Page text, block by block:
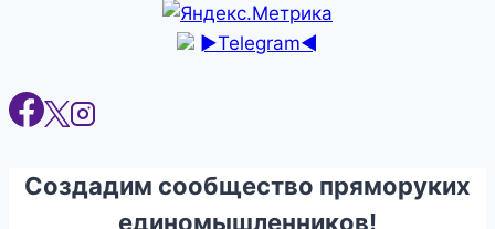
►Telegram◄
Создадим сообщество пряморуких
единомышленников!